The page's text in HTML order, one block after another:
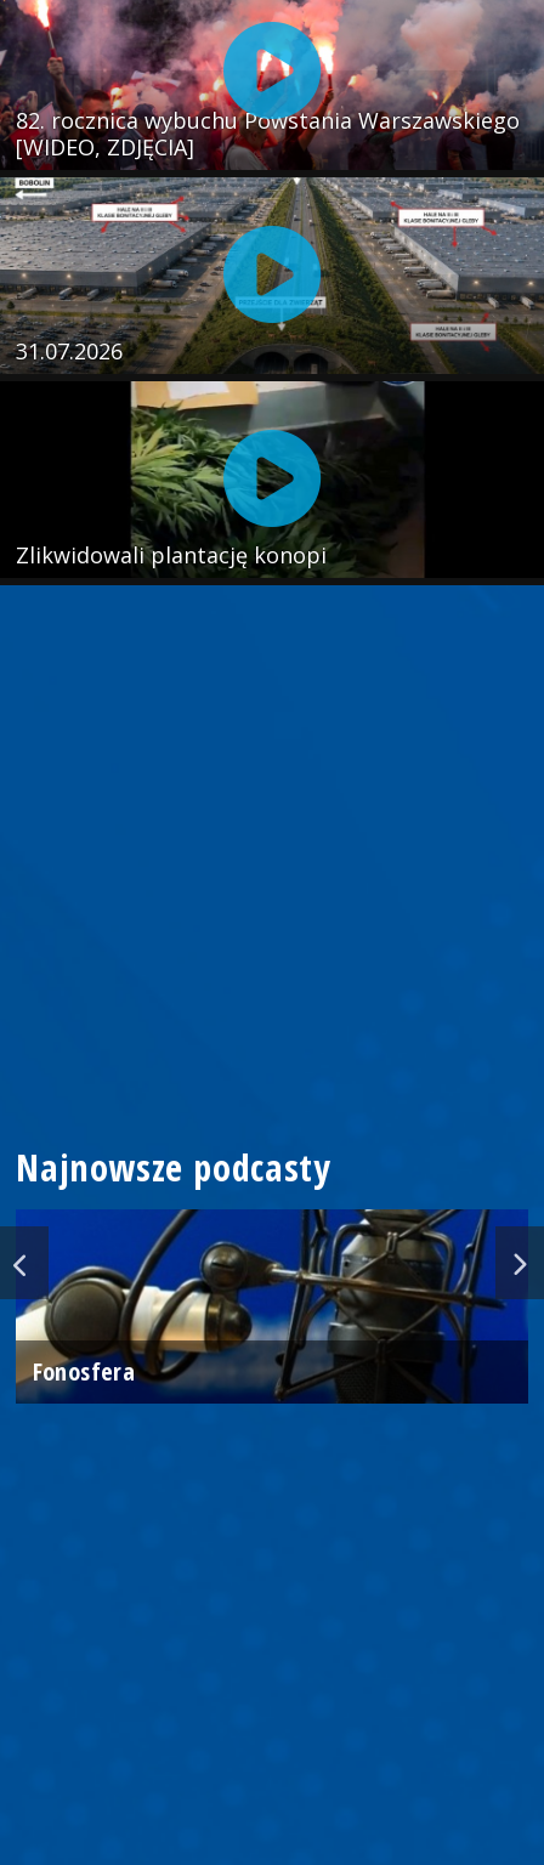
82. rocznica wybuchu Powstania Warszawskiego
[WIDEO, ZDJĘCIA]
31.07.2026
Zlikwidowali plantację konopi
Najnowsze podcasty
Fonosfera